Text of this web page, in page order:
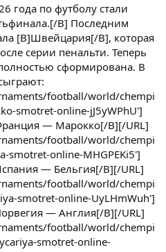
года по футболу стали
B] Последним
[B]Швейцария[/B], которая
серии пенальти. Теперь
сформирована. В
football/world/chempi
smotret-online-jJ5yWPhU']
— Марокко[/B][/URL]
football/world/chempi
smotret-online-MHGPEKi5']
— Бельгия[/B][/URL]
football/world/chempi
smotret-online-UyLHmWuh']
— Англия[/B][/URL]
football/world/chempi
smotret-online-